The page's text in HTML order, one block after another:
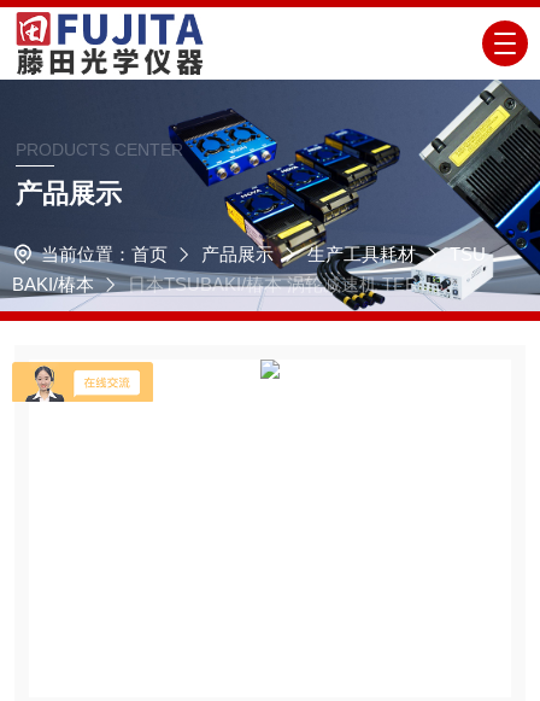
PRODUCTS CENTER
产品展示
当前位置： 首页 产品展示 生产工具耗材
TSU
BAKI/椿本
日本TSUBAKI/椿本 涡轮减速机 TERUS